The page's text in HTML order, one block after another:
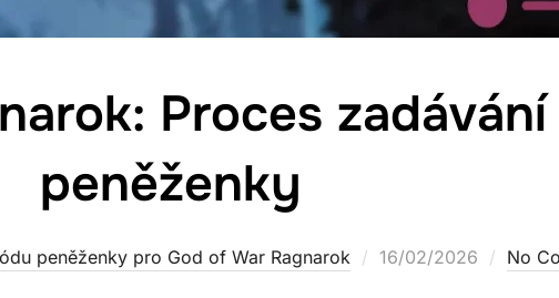
Proces
peněženky
peněženky pro God of War Ragnarok
Posted
16/02/2026 No